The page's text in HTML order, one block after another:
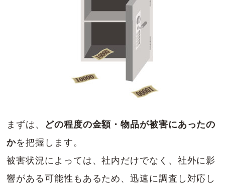
まずは、 どの程度の金額・物品が被害にあったの
かを把握します。
被害状況によっては、社内だけでなく、社外に影
響がある可能性もあるため、迅速に調査し対応し